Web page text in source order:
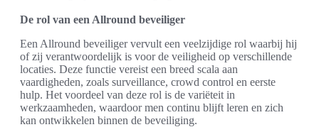
De rol van een Allround beveiliger
Een Allround beveiliger vervult een veelzijdige rol waarbij hij
of zij verantwoordelijk is voor de veiligheid op verschillende
locaties. Deze functie vereist een breed scala aan
vaardigheden, zoals surveillance, crowd control en eerste
hulp. Het voordeel van deze rol is de variëteit in
werkzaamheden, waardoor men continu blijft leren en zich
kan ontwikkelen binnen de beveiliging.